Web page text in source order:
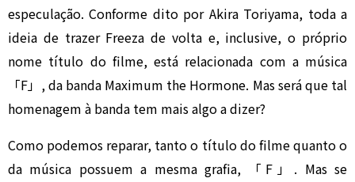
especulação. Conforme dito por Akira Toriyama, toda a
ideia de trazer Freeza de volta e, inclusive, o próprio
nome título do filme, está relacionada com a música
「F」, da banda Maximum the Hormone. Mas será que tal
homenagem à banda tem mais algo a dizer?
Como podemos reparar, tanto o título do filme quanto o
da música possuem a mesma grafia, 「F」. Mas se